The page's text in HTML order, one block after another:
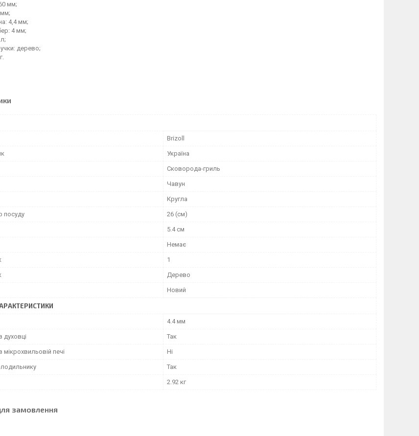
мм;
4,4 мм;
4 мм;
дерево;
Brizoll
Україна
Сковорода-гриль
Чавун
Кругла
посуду 26 (см)
5.4 см
Немає
1
Дерево
Новий
4.4 мм
духовці Так
печі Ні
Так
2.92 кг
замовлення